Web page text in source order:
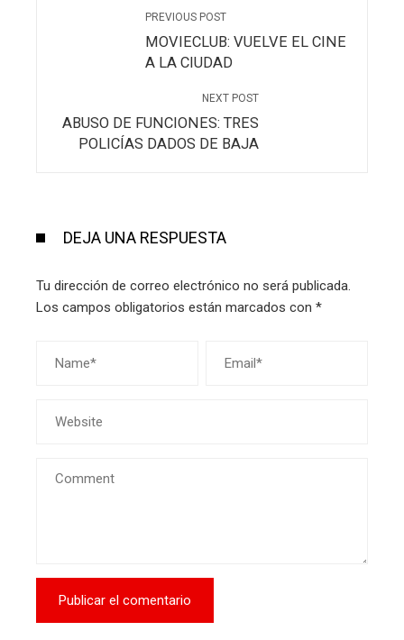
PREVIOUS POST
MOVIECLUB: VUELVE EL CINE
A LA CIUDAD
NEXT POST
ABUSO DE FUNCIONES: TRES
POLICÍAS DADOS DE BAJA
DEJA UNA RESPUESTA
Tu dirección de correo electrónico no será publicada.
Los campos obligatorios están marcados con *